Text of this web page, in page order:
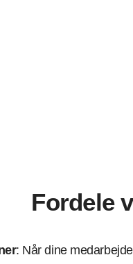
Fordele
: Når dine